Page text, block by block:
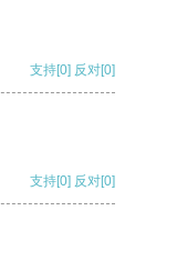
支持[0] 反对[0]
支持[0] 反对[0]